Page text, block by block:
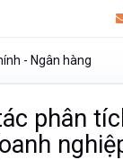
- Ngân hàng
phân